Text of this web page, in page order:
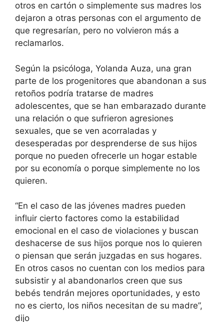
otros en cartón o simplemente sus madres los
dejaron a otras personas con el argumento de
que regresarían, pero no volvieron más a
reclamarlos.
Según la psicóloga, Yolanda Auza, una gran
parte de los progenitores que abandonan a sus
retoños podría tratarse de madres
adolescentes, que se han embarazado durante
una relación o que sufrieron agresiones
sexuales, que se ven acorraladas y
desesperadas por desprenderse de sus hijos
porque no pueden ofrecerle un hogar estable
por su economía o porque simplemente no los
quieren.
“En el caso de las jóvenes madres pueden
influir cierto factores como la estabilidad
emocional en el caso de violaciones y buscan
deshacerse de sus hijos porque nos lo quieren
o piensan que serán juzgadas en sus hogares.
En otros casos no cuentan con los medios para
subsistir y al abandonarlos creen que sus
bebés tendrán mejores oportunidades, y esto
no es cierto, los niños necesitan de su madre”,
dijo